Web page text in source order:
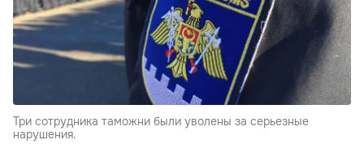
Три сотрудника таможни были уволены за серьезные
нарушения.